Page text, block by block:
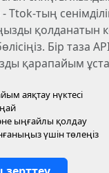
тың
қолданатын
Бір таза
қарапайым
аяқтау нүктесі
ыңғайлы қолдау
үшін төлеңіз